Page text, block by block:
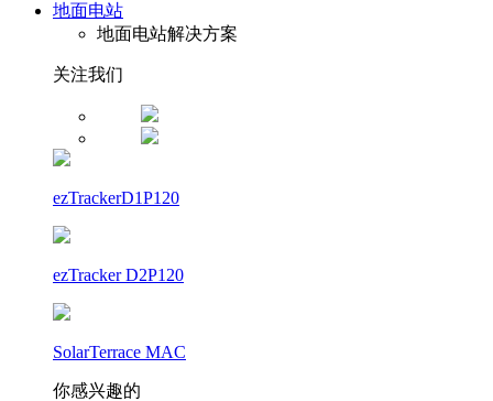
地面电站
地面电站解决方案
关注我们
ezTrackerD1P120
ezTracker D2P120
SolarTerrace MAC
你感兴趣的